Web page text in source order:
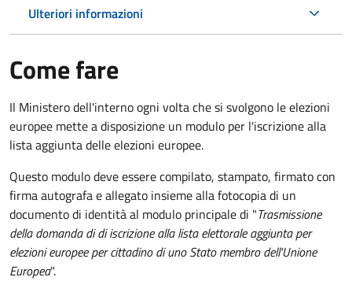
Ulteriori informazioni
Come fare
Il Ministero dell'interno ogni volta che si svolgono le elezioni
europee mette a disposizione un modulo per l'iscrizione alla
lista aggiunta delle elezioni europee.
Questo modulo deve essere compilato, stampato, firmato con
firma autografa e allegato insieme alla fotocopia di un
documento di identità al modulo principale di "Trasmissione
della domanda di di iscrizione alla lista elettorale aggiunta per
elezioni europee per cittadino di uno Stato membro dell'Unione
Europea".